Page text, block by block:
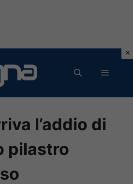
MENU
l’addio di
pilastro